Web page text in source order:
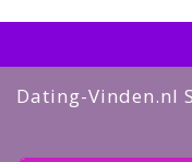
Dating-Vinden.nl